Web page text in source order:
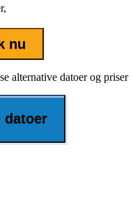
nu
alternative datoer og priser
datoer